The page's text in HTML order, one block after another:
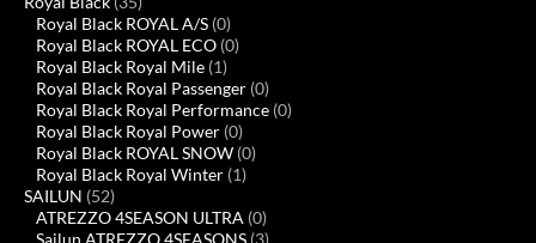
Royal Black ROYAL A/S (0)
Royal Black ROYAL ECO (0)
Royal Black Royal Mile (1)
Royal Black Royal Passenger (0)
Royal Black Royal Performance (0)
Royal Black Royal Power (0)
Royal Black ROYAL SNOW (0)
Royal Black Royal Winter (1)
SAILUN (52)
ATREZZO 4SEASON ULTRA (0)